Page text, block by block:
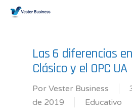
Las 6 diferencias
Clásico y el OPC UA
Por Vester Business
de 2019
Educativo